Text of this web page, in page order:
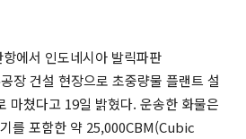
에서 인도네시아 발릭파판
장 건설 현장으로 초중량물 플랜트 설
마쳤다고 19일 밝혔다. 운송한 화물은
를 포함한 약 25,000CBM(Cubic